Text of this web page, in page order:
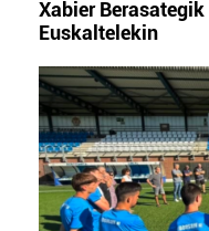
Xabier
Euskaltelekin